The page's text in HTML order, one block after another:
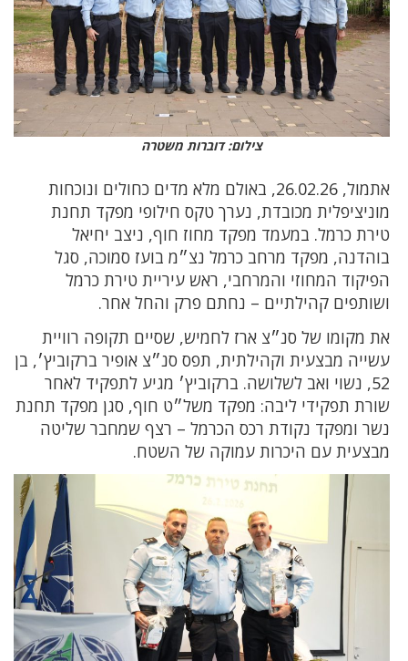
צילום: דוברות משטרה
אתמול, 26.02.26, באולם מלא מדים כחולים ונוכחות
מוניציפלית מכובדת, נערך טקס חילופי מפקד תחנת
טירת כרמל. במעמד מפקד מחוז חוף, ניצב יחיאל
בוהדנה, מפקד מרחב כרמל נצ״מ בועז סמוכה, סגל
הפיקוד המחוזי והמרחבי, ראש עיריית טירת כרמל
ושותפים קהילתיים – נחתם פרק והחל אחר.
את מקומו של סנ״צ ארז לחמיש, שסיים תקופה רוויית
עשייה מבצעית וקהילתית, תפס סנ״צ אופיר ברקוביץ׳, בן
52, נשוי ואב לשלושה. ברקוביץ׳ מגיע לתפקיד לאחר
שורת תפקידי ליבה: מפקד משל״ט חוף, סגן מפקד תחנת
נשר ומפקד נקודת רכס הכרמל – רצף שמחבר שליטה
מבצעית עם היכרות עמוקה של השטח.